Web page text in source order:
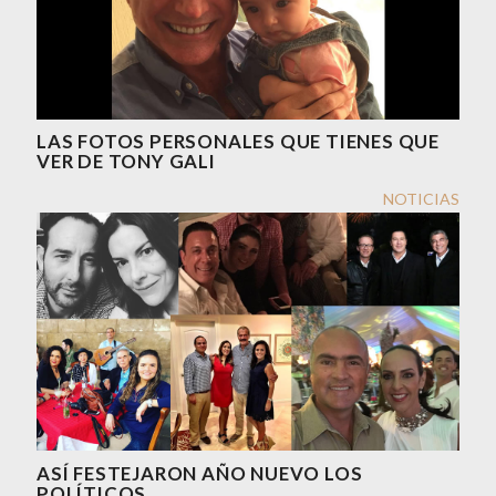
LAS FOTOS PERSONALES QUE TIENES QUE
VER DE TONY GALI
NOTICIAS
ASÍ FESTEJARON AÑO NUEVO LOS